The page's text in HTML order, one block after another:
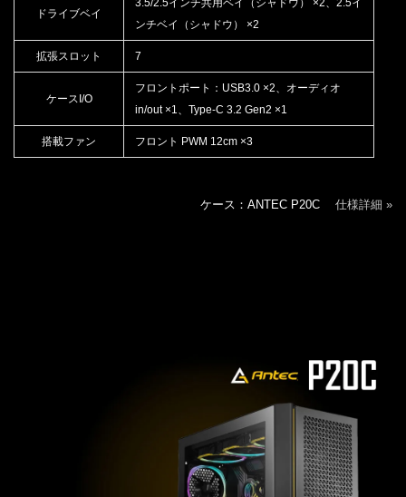
ドライブベイ
ンチベイ（シャドウ） ×2
拡張スロット 7
ケースI/O
フロントポート：USB3.0 ×2、オーディオ
in/out ×1、Type-C 3.2 Gen2 ×1
搭載ファン フロント PWM 12cm ×3
ケース：ANTEC P20C 仕様詳細 »